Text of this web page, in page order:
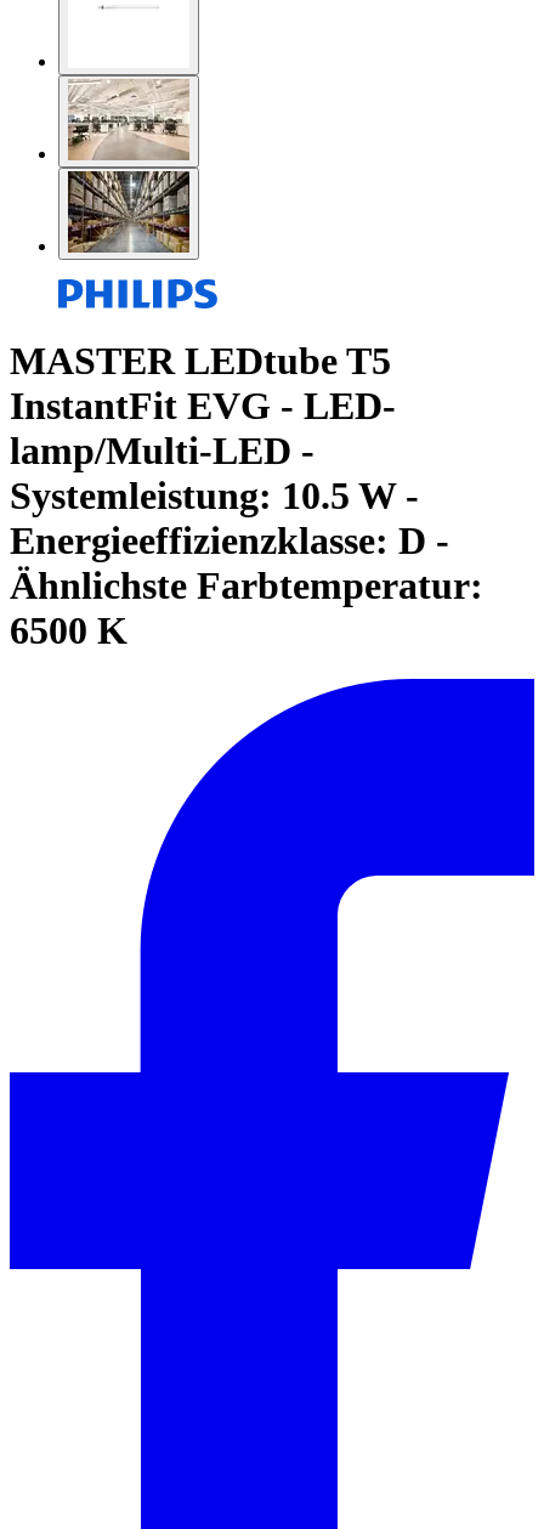
MASTER LEDtube T5
InstantFit EVG - LED-
lamp/Multi-LED -
Systemleistung: 10.5 W -
Energieeffizienzklasse: D -
Ähnlichste Farbtemperatur:
6500 K